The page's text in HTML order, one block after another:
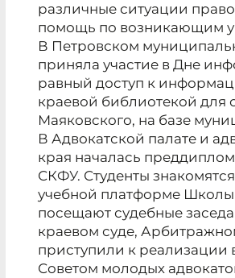
различные ситуации
помощь по возникающим у
В Петровском
приняла участие в Дне
равный доступ к
краевой библиотекой
Маяковского, на базе
В Адвокатской палате и
края началась
СКФУ. Студенты
учебной платформе
посещают судебные
краевом суде,
приступили к реализации
Советом молодых